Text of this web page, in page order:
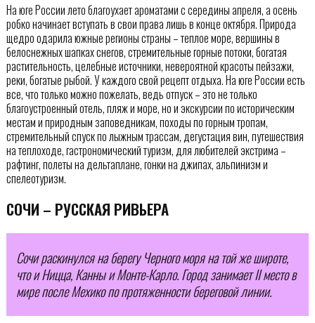
На юге России лето благоухает ароматами с середины апреля, а осень
робко начинает вступать в свои права лишь в конце октября. Природа
щедро одарила южные регионы страны – теплое море, вершины в
белоснежных шапках снегов, стремительные горные потоки, богатая
растительность, целебные источники, невероятной красоты пейзажи,
реки, богатые рыбой. У каждого свой рецепт отдыха. На юге России есть
все, что только можно пожелать, ведь отпуск – это не только
благоустроенный отель, пляж и море, но и экскурсии по историческим
местам и природным заповедникам, походы по горным тропам,
стремительный спуск по лыжным трассам, дегустация вин, путешествия
на теплоходе, гастрономический туризм, для любителей экстрима –
рафтинг, полеты на дельтаплане, гонки на джипах, альпинизм и
спелеотуризм.
СОЧИ – РУССКАЯ РИВЬЕРА
Сочи раскинулся на берегу Черного моря на той же широте,
что и Ницца, Канны и Монте-Карло. Город занимает II место в
мире после Мехико по протяженности береговой линии.